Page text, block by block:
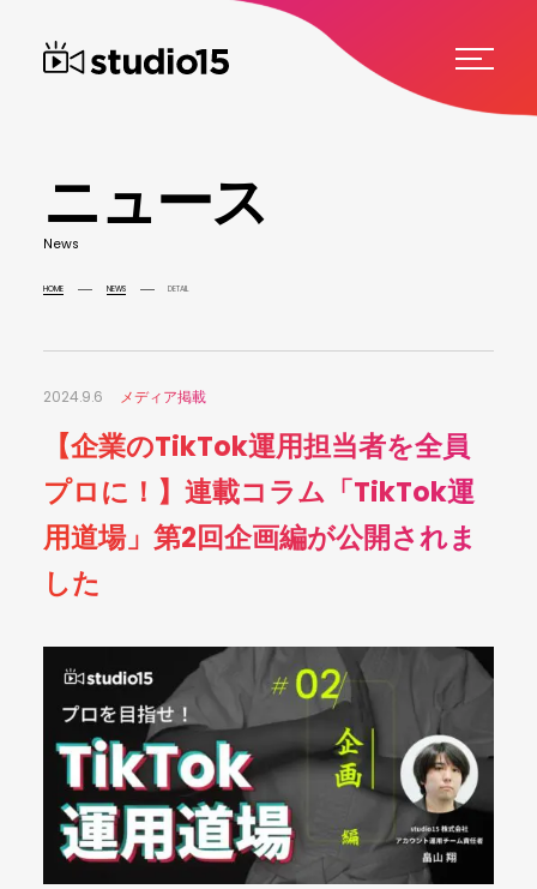
ニュース
News
HOME NEWS DETAIL
2024.9.6 メディア掲載
【企業のTikTok運用担当者を全員
プロに！】連載コラム「TikTok運
用道場」第2回企画編が公開されま
した